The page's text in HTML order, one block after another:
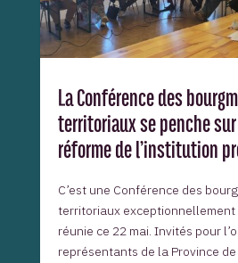
La Conférence des
territoriaux se penche
réforme de l’institution
C’est une Conférence des
territoriaux exceptionnellement
réunie ce 22 mai. Invités pour
représentants de la Province